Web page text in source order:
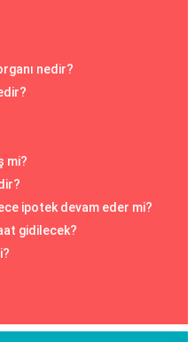
nedir?
mi?
ipotek devam eder mi?
gidilecek?